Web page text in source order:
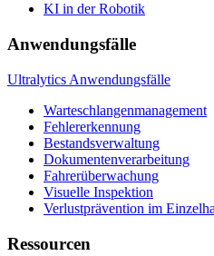
KI in der Robotik
Anwendungsfälle
Ultralytics Anwendungsfälle
Warteschlangenmanagement
Fehlererkennung
Bestandsverwaltung
Dokumentenverarbeitung
Fahrerüberwachung
Visuelle Inspektion
Verlustprävention im
Ressourcen